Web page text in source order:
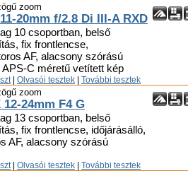
zoom
20mm f/2.8 Di III-A RXD
10 csoportban, belső
fix frontlencse,
AF, alacsony szórású
APS-C méretű vetített kép
Olvasói tesztek További tesztek
zoom
12-24mm F4 G
13 csoportban, belső
fix frontlencse, időjárásálló,
AF, alacsony szórású
Olvasói tesztek További tesztek